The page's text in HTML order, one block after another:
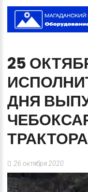
25
ДНЯ
ТРАКТОРА
26 октября 2020